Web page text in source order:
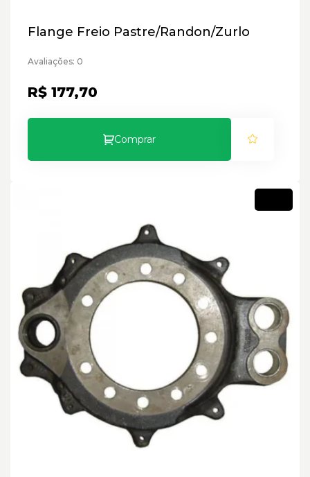
Flange Freio Pastre/Randon/Zurlo
Avaliações: 0
R$ 177,70
Comprar